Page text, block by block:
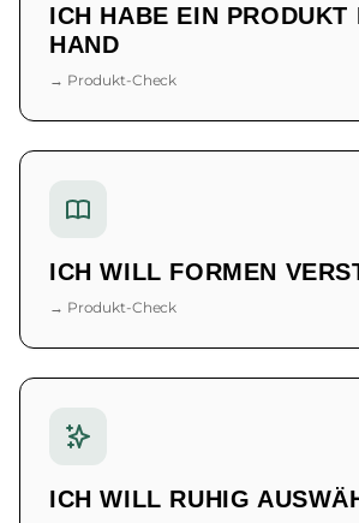
ICH HABE EIN PRODUKT
HAND
→ Produkt-Check
ICH WILL FORMEN
→ Produkt-Check
ICH WILL RUHIG